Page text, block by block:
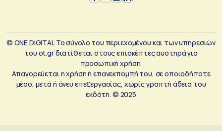
© ONE DIGITAL Το σύνολο του περιεχομένου και των υπηρεσιών
του ot.gr διατίθεται στους επισκέπτες αυστηρά για
προσωπική χρήση.
Απαγορεύεται η χρήση ή επανεκπομπή του, σε οποιοδήποτε
μέσο, μετά ή άνευ επεξεργασίας, χωρίς γραπτή άδεια του
εκδότη. © 2025